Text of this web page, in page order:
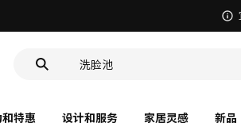
洗脸池
特惠 设计和服务 家居灵感 新品